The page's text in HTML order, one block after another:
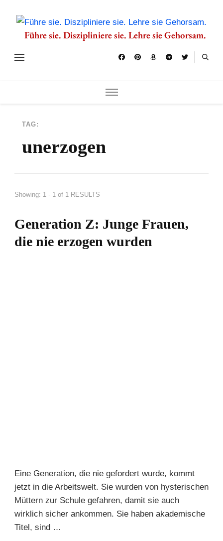
Führe sie. Diszipliniere sie. Lehre sie Gehorsam.
TAG:
unerzogen
Showing: 1 - 1 of 1 RESULTS
Generation Z: Junge Frauen,
die nie erzogen wurden
Eine Generation, die nie gefordert wurde, kommt
jetzt in die Arbeitswelt. Sie wurden von hysterischen
Müttern zur Schule gefahren, damit sie auch
wirklich sicher ankommen. Sie haben akademische
Titel, sind …